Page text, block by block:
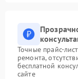
Точные прайс-
ремонта,
бесплатной
сайте